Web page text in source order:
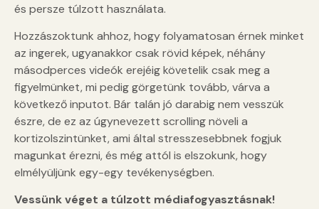
és persze túlzott használata.
Hozzászoktunk ahhoz, hogy folyamatosan érnek minket
az ingerek, ugyanakkor csak rövid képek, néhány
másodperces videók erejéig követelik csak meg a
figyelmünket, mi pedig görgetünk tovább, várva a
következő inputot. Bár talán jó darabig nem vesszük
észre, de ez az úgynevezett scrolling növeli a
kortizolszintünket, ami által stresszesebbnek fogjuk
magunkat érezni, és még attól is elszokunk, hogy
elmélyüljünk egy-egy tevékenységben.
Vessünk véget a túlzott médiafogyasztásnak!